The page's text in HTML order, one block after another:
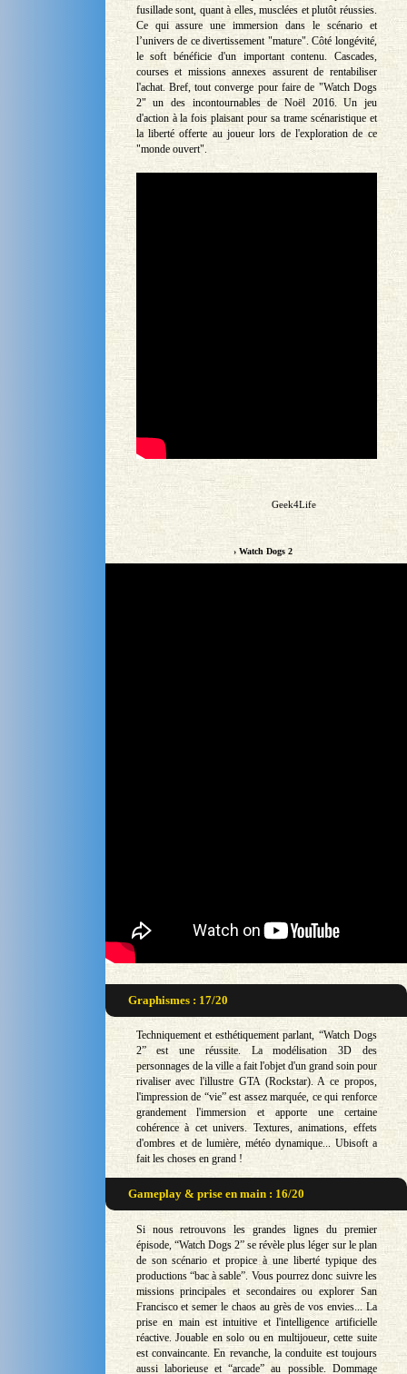
fusillade sont, quant à elles, musclées et plutôt réussies.
Ce qui assure une immersion dans le scénario et
l’univers de ce divertissement "mature". Côté longévité,
le soft bénéficie d'un important contenu. Cascades,
courses et missions annexes assurent de rentabiliser
l'achat. Bref, tout converge pour faire de "Watch Dogs
2" un des incontournables de Noël 2016. Un jeu
d'action à la fois plaisant pour sa trame scénaristique et
la liberté offerte au joueur lors de l'exploration de ce
"monde ouvert".
Geek4Life
› Watch Dogs 2
Graphismes : 17/20
Techniquement et esthétiquement parlant, “Watch Dogs
2” est une réussite. La modélisation 3D des
personnages de la ville a fait l'objet d'un grand soin pour
rivaliser avec l'illustre GTA (Rockstar). A ce propos,
l'impression de “vie” est assez marquée, ce qui renforce
grandement l'immersion et apporte une certaine
cohérence à cet univers. Textures, animations, effets
d'ombres et de lumière, météo dynamique... Ubisoft a
fait les choses en grand !
Gameplay & prise en main : 16/20
Si nous retrouvons les grandes lignes du premier
épisode, “Watch Dogs 2” se révèle plus léger sur le plan
de son scénario et propice à une liberté typique des
productions “bac à sable”. Vous pourrez donc suivre les
missions principales et secondaires ou explorer San
Francisco et semer le chaos au grès de vos envies... La
prise en main est intuitive et l'intelligence artificielle
réactive. Jouable en solo ou en multijoueur, cette suite
est convaincante. En revanche, la conduite est toujours
aussi laborieuse et “arcade” au possible. Dommage